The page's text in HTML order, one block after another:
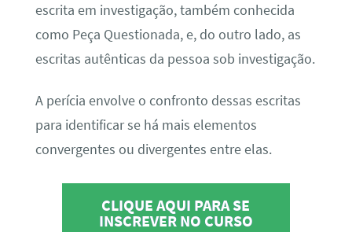
escrita em investigação, também conhecida
como Peça Questionada, e, do outro lado, as
escritas autênticas da pessoa sob investigação.
A perícia envolve o confronto dessas escritas
para identificar se há mais elementos
convergentes ou divergentes entre elas.
CLIQUE AQUI PARA SE
INSCREVER NO CURSO